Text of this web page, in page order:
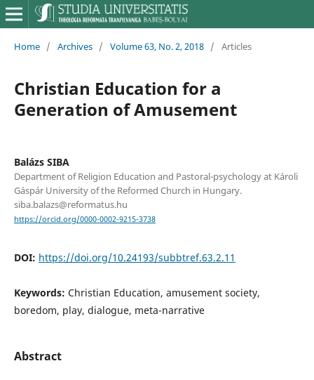
Home / Archives / Volume 63, No. 2, 2018 / Articles
Christian Education for a
Generation of Amusement
Balázs SIBA
Department of Religion Education and Pastoral-psychology at Károli
Gáspár University of the Reformed Church in Hungary.
siba.balazs@reformatus.hu
https://orcid.org/0000-0002-9215-3738
DOI: https://doi.org/10.24193/subbtref.63.2.11
Keywords: Christian Education, amusement society,
boredom, play, dialogue, meta-narrative
Abstract